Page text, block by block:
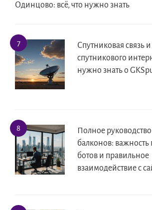
Одинцово: всё, что нужно знать
Спутниковая связь
спутникового
нужно знать о
Полное
балконов: важность
ботов и правильное
взаимодействие с